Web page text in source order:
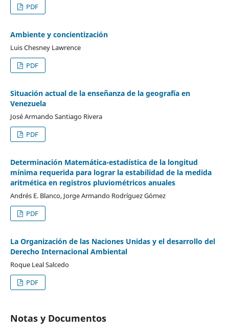
PDF
Ambiente y concientización
Luis Chesney Lawrence
PDF
Situación actual de la enseñanza de la geografía en
Venezuela
José Armando Santiago Rivera
PDF
Determinación Matemática-estadística de la longitud
mínima requerida para lograr la estabilidad de la medida
aritmética en registros pluviométricos anuales
Andrés E. Blanco, Jorge Armando Rodríguez Gómez
PDF
La Organización de las Naciones Unidas y el desarrollo del
Derecho Internacional Ambiental
Roque Leal Salcedo
PDF
Notas y Documentos